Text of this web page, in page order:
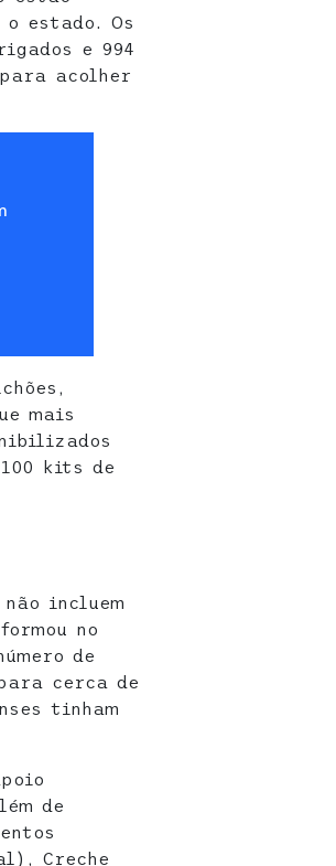
estado. Os
e 994
acolher
mais
kits de
incluem
no
de
cerca de
tinham
de
Creche